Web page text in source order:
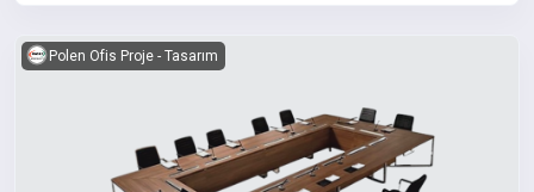
Polen Ofis Proje - Tasarım